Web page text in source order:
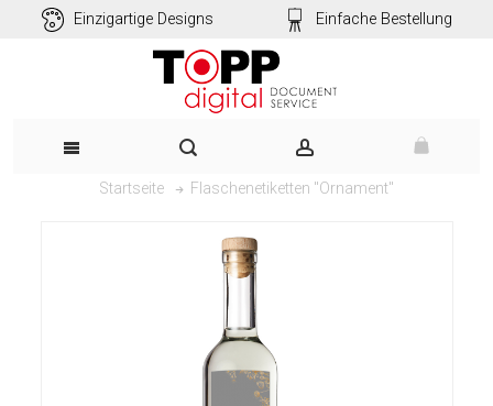
Einzigartige Designs Einfache Bestellung
Startseite Flaschenetiketten "Ornament"